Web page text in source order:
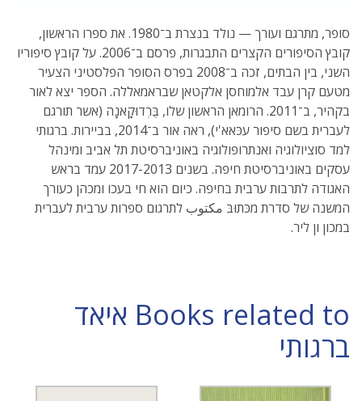
סופר, מתרגם ועורך — נולד בנצרת ב־1980. את ספרו הראשון,
קובץ הסיפורים הקצרים התבגרות, פרסם ב־2006. על קובץ סיפוריו
השני, בין הבתים, זכה ב־2008 בפרס הסופר הפלסטיני הצעיר
מטעם קרן עבד אלמוחסן אלקטאן שבראמאללה. הספר יצא לאור
בקהיר, ב־2011. הרומאן הראשון שלו, בֻּרְדוּקָאנָה (אשר תורגם
לעברית בשם סיפור עכּאא'י), ראה אור ב־2014, בביירות. ברגותי
למד סוציולוגיה ואנתרופולוגיה באוניברסיטת תל אביב ומינהל
עסקים באוניברסיטת חיפה. בשנים 2017-2013 עמד בראש
האגודה לתרבות ערבית בחיפה. כיום הוא חי בעכו ומכהן כעורך
המשנה של סדרת מכּתוּבּ مكتوب לתרגום ספרות ערבית לעברית
במכון ון ליר.
Books related to איאד
ברגותי